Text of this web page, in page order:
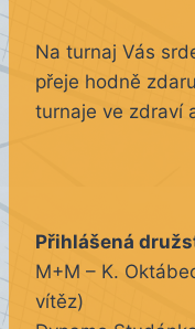
Na turnaj Vás
přeje hodně
turnaje ve zdraví
Přihlášená
M+M – K.
vítěz)